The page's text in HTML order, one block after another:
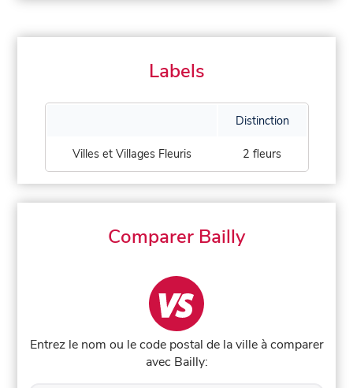
Labels
Distinction
Villes et Villages Fleuris 2 fleurs
Comparer Bailly
Entrez le nom ou le code postal de la ville à comparer
avec Bailly: